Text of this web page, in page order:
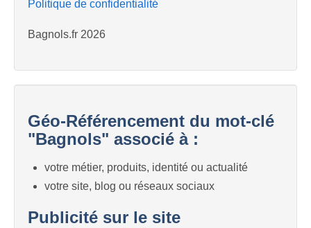
Politique de confidentialité
Bagnols.fr 2026
Géo-Référencement du mot-clé
"Bagnols" associé à :
votre métier, produits, identité ou actualité
votre site, blog ou réseaux sociaux
Publicité sur le site